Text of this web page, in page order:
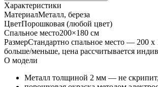
Характеристики
МатериалМеталл, береза
ЦветПорошковая (любой цвет)
Спальное место200×180 см
РазмерСтандартно спальное место — 200
больше/меньше, цена рассчитывается
О модели
Металл толщиной 2 мм — не